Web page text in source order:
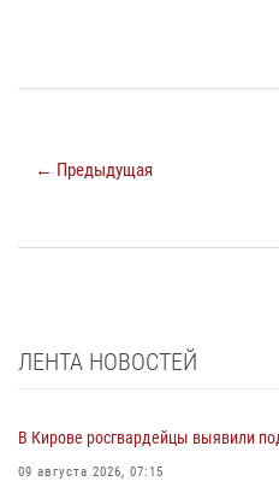
← Предыдущая
ЛЕНТА НОВОСТЕЙ
В Кирове росгвардейцы выявили
09 августа 2026, 07:15